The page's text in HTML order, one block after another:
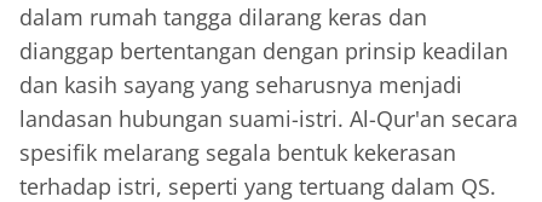
dalam rumah tangga dilarang keras dan
dianggap bertentangan dengan prinsip keadilan
dan kasih sayang yang seharusnya menjadi
landasan hubungan suami-istri. Al-Qur'an secara
spesifik melarang segala bentuk kekerasan
terhadap istri, seperti yang tertuang dalam QS.